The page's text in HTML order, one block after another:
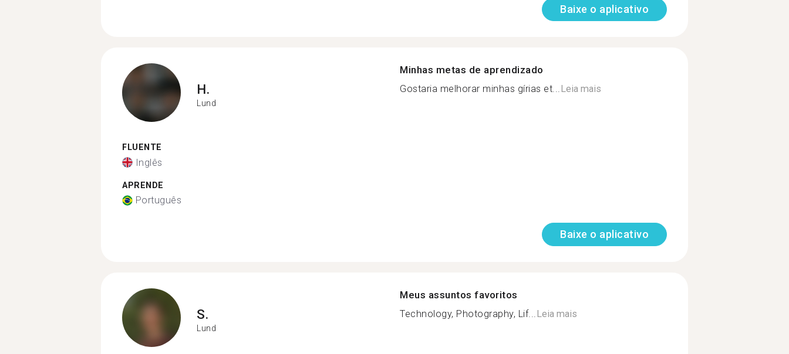
Baixe o aplicativo
H.
Lund
FLUENTE
Inglês
APRENDE
Português
Minhas metas de aprendizado
Gostaria melhorar minhas gírias et...Leia mais
Baixe o aplicativo
S.
Lund
Meus assuntos favoritos
Technology, Photography, Lif...Leia mais